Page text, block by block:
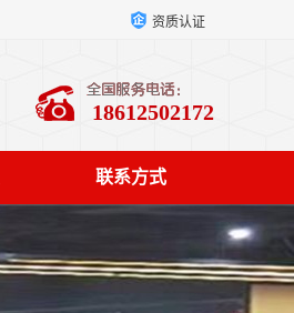
资质认证
18612502172
联系方式